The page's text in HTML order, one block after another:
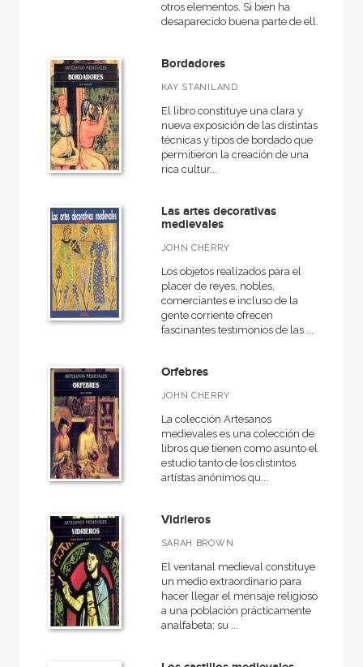
otros elementos. Si bien ha
desaparecido buena parte de ell...
Bordadores
KAY STANILAND
El libro constituye una clara y
nueva exposición de las distintas
técnicas y tipos de bordado que
permitieron la creación de una
rica cultur...
Las artes decorativas
medievales
JOHN CHERRY
Los objetos realizados para el
placer de reyes, nobles,
comerciantes e incluso de la
gente corriente ofrecen
fascinantes testimonios de las ...
Orfebres
JOHN CHERRY
La colección Artesanos
medievales es una colección de
libros que tienen como asunto el
estudio tanto de los distintos
artístas anónimos qu...
Vidrieros
SARAH BROWN
El ventanal medieval constituye
un medio extraordinario para
hacer llegar el mensaje religioso
a una población prácticamente
analfabeta; su ...